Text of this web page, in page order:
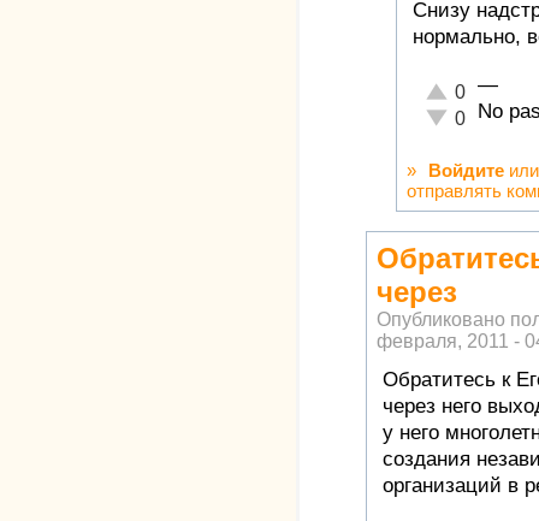
Снизу
нормально,
Отлично!
0
Неадекватно!
0
—
No
» Войдите
отправлять
через
Опубликовано
февраля, 2011 -
Обратитесь к
через него
у него
создания
организаций в